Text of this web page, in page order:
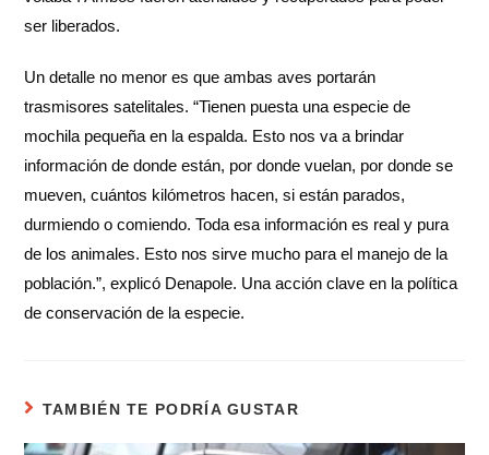
ser liberados.
Un detalle no menor es que ambas aves portarán
trasmisores satelitales. “Tienen puesta una especie de
mochila pequeña en la espalda. Esto nos va a brindar
información de donde están, por donde vuelan, por donde se
mueven, cuántos kilómetros hacen, si están parados,
durmiendo o comiendo. Toda esa información es real y pura
de los animales. Esto nos sirve mucho para el manejo de la
población.”, explicó Denapole. Una acción clave en la política
de conservación de la especie.
TAMBIÉN TE PODRÍA GUSTAR